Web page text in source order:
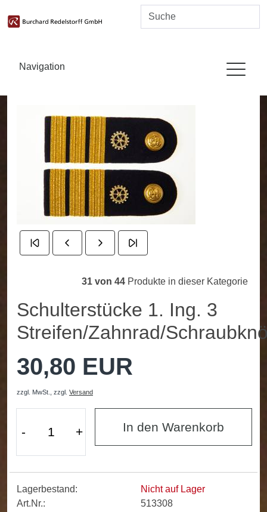
Navigation
31 von 44 Produkte in dieser Kategorie
Schulterstücke 1. Ing. 3
Streifen/Zahnrad/
30,80 EUR
zzgl. MwSt., zzgl. Versand
- + In den Warenkorb
Lagerbestand:
Nicht auf Lager
Art.Nr.:
513308